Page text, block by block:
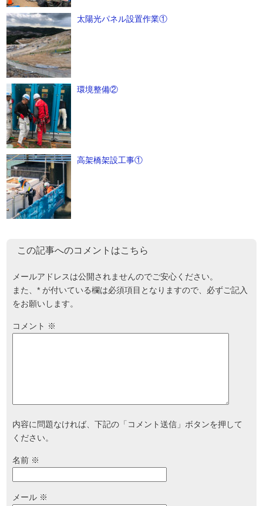
太陽光パネル設置作業①
環境整備②
高架橋架設工事①
この記事へのコメントはこちら
メールアドレスは公開されませんのでご安心ください。
また、* が付いている欄は必須項目となりますので、必ずご記入
をお願いします。
コメント ※
内容に問題なければ、下記の「コメント送信」ボタンを押して
ください。
名前 ※
メール ※